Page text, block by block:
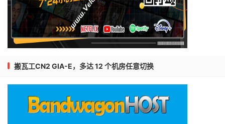
搬瓦工CN2 GIA-E，多达 12 个机房任意切换